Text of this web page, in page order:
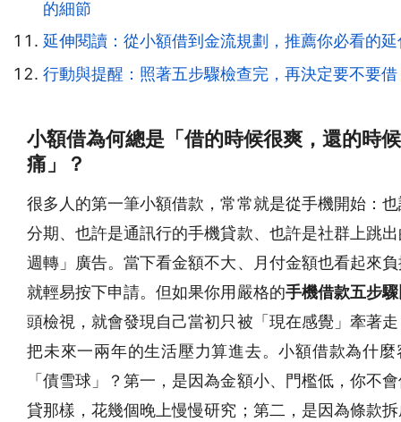
的細節
延伸閱讀：從小額借到金流規劃，推薦你必看的
行動與提醒：照著五步驟檢查完，再決定要不要借
小額借為何總是「借的時候很爽，還的時
痛」？
很多人的第一筆小額借款，常常就是從手機開始：
分期、也許是通訊行的手機貸款、也許是社群上跳
週轉」廣告。當下看金額不大、月付金額也看起來
就輕易按下申請。但如果你用嚴格的手機借款五步
頭檢視，就會發現自己當初只被「現在感覺」牽著
把未來一兩年的生活壓力算進去。小額借款為什麼
「債雪球」？第一，是因為金額小、門檻低，你不
貸那樣，花幾個晚上慢慢研究；第二，是因為條款